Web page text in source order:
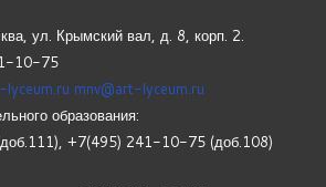
ул. Крымский вал, д. 8, корп. 2.
10-75
mnv@art-lyceum.ru
образования:
+7(495) 241-10-75 (доб.108)